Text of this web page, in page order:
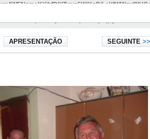
XSyltJJlF9qdvLovya.jpg
APRESENTAÇÃO SEGUINTE >>